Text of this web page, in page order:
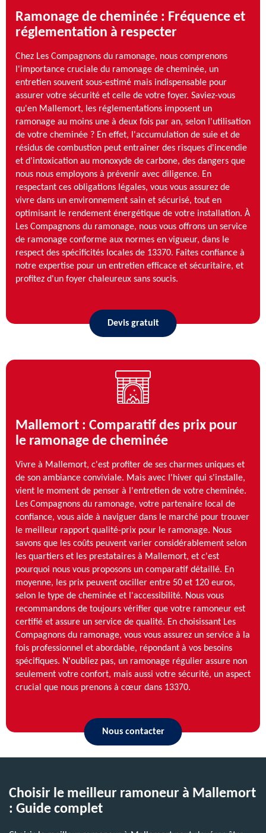
Ramonage de cheminée : Fréquence et
réglementation à respecter
Chez Les Compagnons du ramonage, nous comprenons
l'importance cruciale du ramonage de cheminée, un
entretien souvent sous-estimé mais indispensable pour
assurer votre sécurité et celle de votre foyer. Saviez-vous
qu'en Mallemort, les réglementations imposent un
ramonage au moins une à deux fois par an, selon l'utilisation
de votre cheminée ? En effet, l'accumulation de suie et de
résidus de combustion peut entraîner des risques d'incendie
et d'intoxication au monoxyde de carbone, des dangers que
nous nous employons à prévenir avec diligence. En
respectant ces obligations légales, vous vous assurez de
vivre dans un environnement sain et sécurisé, tout en
optimisant le rendement énergétique de votre installation. À
Les Compagnons du ramonage, nous vous offrons un service
de ramonage conforme aux normes en vigueur, dans le
respect des spécificités locales de 13370. Faites confiance à
notre expertise pour un entretien efficace et sécuritaire, et
profitez d'un foyer chaleureux sans soucis.
Devis gratuit
Mallemort : Comparatif des prix pour
le ramonage de cheminée
Vivre à Mallemort, c'est profiter de ses charmes uniques et
de son ambiance conviviale. Mais avec l'hiver qui s'installe,
vient le moment de penser à l'entretien de votre cheminée.
Les Compagnons du ramonage, votre partenaire local de
confiance, vous aide à naviguer dans le marché pour trouver
le meilleur rapport qualité-prix pour le ramonage. Nous
savons que les coûts peuvent varier considérablement selon
les quartiers et les prestataires à Mallemort, et c'est
pourquoi nous vous proposons un comparatif détaillé. En
moyenne, les prix peuvent osciller entre 50 et 120 euros,
selon le type de cheminée et l'accessibilité. Nous vous
recommandons de toujours vérifier que votre ramoneur est
certifié et assure un service de qualité. En choisissant Les
Compagnons du ramonage, vous vous assurez un service à la
fois professionnel et abordable, répondant à vos besoins
spécifiques. N'oubliez pas, un ramonage régulier assure non
seulement votre confort, mais aussi votre sécurité, un aspect
crucial que nous prenons à cœur dans 13370.
Nous contacter
Choisir le meilleur ramoneur à Mallemort
: Guide complet